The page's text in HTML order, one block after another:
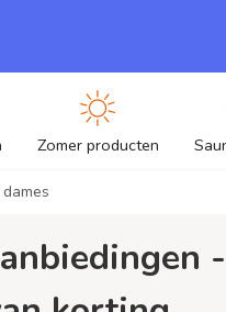
Zomer producten